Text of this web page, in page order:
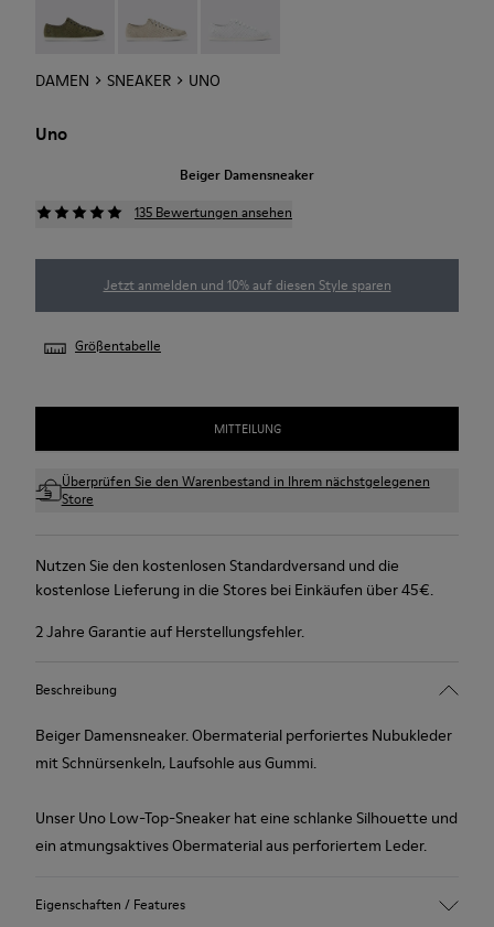
DAMEN SNEAKER UNO
Uno
Beiger Damensneaker
135 Bewertungen ansehen
Jetzt anmelden und 10% auf diesen Style sparen
Größentabelle
MITTEILUNG
Überprüfen Sie den Warenbestand in Ihrem nächstgelegenen
Store
Nutzen Sie den kostenlosen Standardversand und die
kostenlose Lieferung in die Stores bei Einkäufen über 45€.
2 Jahre Garantie auf Herstellungsfehler.
Beschreibung
Beiger Damensneaker. Obermaterial perforiertes Nubukleder
mit Schnürsenkeln, Laufsohle aus Gummi.
Unser Uno Low-Top-Sneaker hat eine schlanke Silhouette und
ein atmungsaktives Obermaterial aus perforiertem Leder.
Eigenschaften / Features